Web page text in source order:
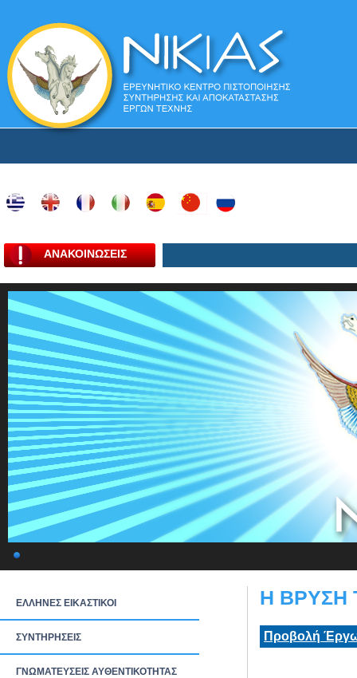
ΑΝΑΚΟΙΝΩΣΕΙΣ
ΕΛΛΗΝΕΣ ΕΙΚΑΣΤΙΚΟΙ
ΣΥΝΤΗΡΗΣΕΙΣ
ΓΝΩΜΑΤΕΥΣΕΙΣ ΑΥΘΕΝΤΙΚΟΤΗΤΑΣ
Η ΒΡΥΣΗ
Προβολή